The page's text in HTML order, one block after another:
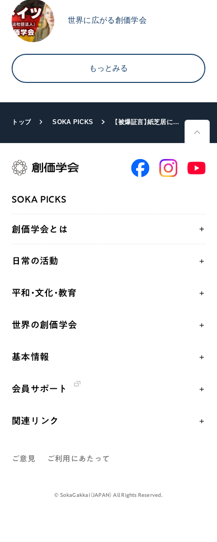
世界に広がる創価学会
もっとみる
トップ SOKA PICKS 【被爆証言】紙芝居に込めた「ナガサキの心」ーー証言者：三田村静子さん
SOKA PICKS
創価学会とは
祈り
聖典
釈尊～法華経
創価学会の三代会長
第2代会長・戸田城聖先生
日常の活動
座談会
仏法を語る
年間の活動について
彼岸
平和・文化・教育
「人権文化」「ジェンダー平等」を促進
人道支援
展示活動
世界の創価学会
基本情報
創価学会 社会憲章
沿革
入会について
会員サポート
関連リンク
墓地公園・納骨堂
聖教ブックストア
ご意見 ご利用にあたって
©️ SokaGakkai（JAPAN） All Rights Reserved.